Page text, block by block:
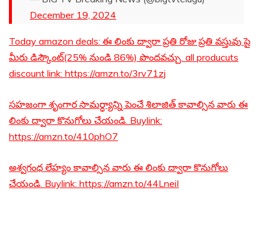
December 19, 2024
Today amazon deals: ఈ లింకు ద్వారా ప్రతి రోజు ప్రతి వస్తువు పై
మీరు డిస్కౌంట్(25% నుండి 86%) పొందవచ్చు. all producuts
discount link: https://amzn.to/3rv71zj
సహజంగా శృంగార సామర్ధ్యాన్ని పెంచే శిలాజిత్ కావాల్సిన వారు ఈ
లింకు ద్వారా కొనుగోలు చేయండి. Buylink:
https://amzn.to/410phO7
అశ్వగంధ లేహ్యం కావాల్సిన వారు ఈ లింకు ద్వారా కొనుగోలు
చేయండి. Buylink: https://amzn.to/44LneiI